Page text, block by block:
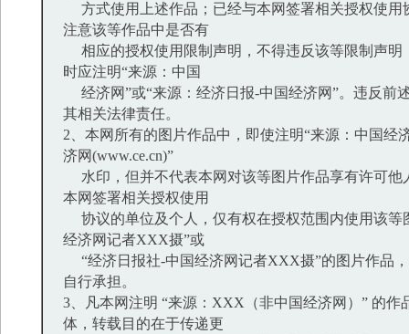
方式使用上述作品；已经与本网签署相关授权使用
注意该等作品中是否有
相应的授权使用限制声明，不得违反该等限制声明
时应注明“来源：中国
经济网”或“来源：经济日报-中国经济网”。违反前
其相关法律责任。
2、本网所有的图片作品中，即使注明“来源：中国经
济网(www.ce.cn)”
水印，但并不代表本网对该等图片作品享有许可他
本网签署相关授权使用
协议的单位及个人，仅有权在授权范围内使用该等
经济网记者XXX摄”或
“经济日报社-中国经济网记者XXX摄”的图片作品
自行承担。
3、凡本网注明 “来源：XXX（非中国经济网）” 的作
体，转载目的在于传递更